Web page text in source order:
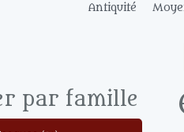
Antiquité
par famille